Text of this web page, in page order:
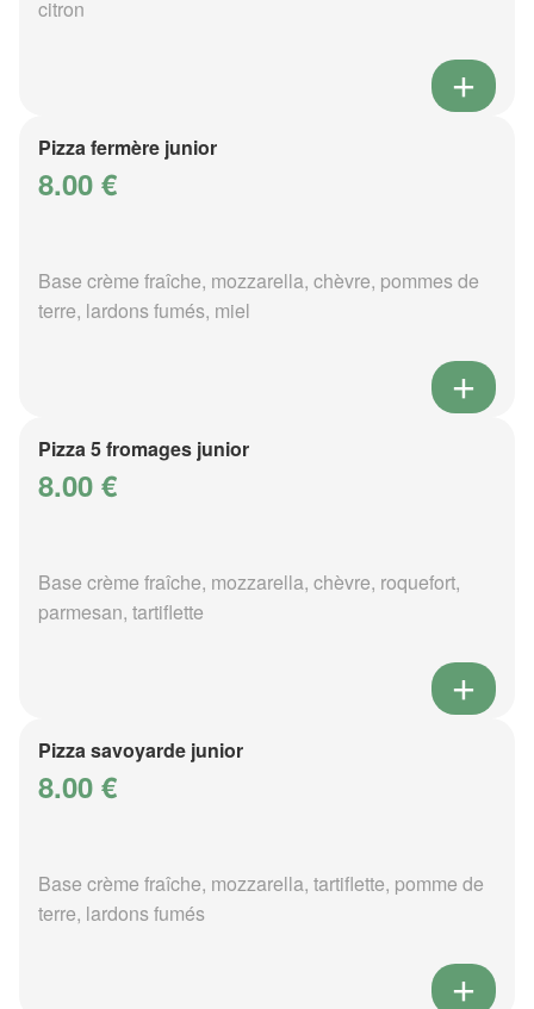
citron
Pizza fermère junior
8.00 €
Base crème fraîche, mozzarella, chèvre, pommes de
terre, lardons fumés, miel
Pizza 5 fromages junior
8.00 €
Base crème fraîche, mozzarella, chèvre, roquefort,
parmesan, tartiflette
Pizza savoyarde junior
8.00 €
Base crème fraîche, mozzarella, tartiflette, pomme de
terre, lardons fumés